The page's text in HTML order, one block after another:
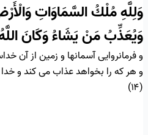
وَلِلَّهِ مُلْكُ السَّمَاوَاتِ
وَيُعَذِّبُ مَنْ يَشَاءُ وَكَانَ
و فرمانروايى آسمانها و زمين از آن
و هر كه را بخواهد عذاب مى ‏كند و
(۱۴)